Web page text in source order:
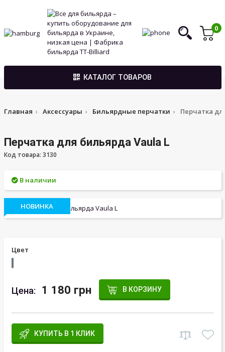
0
КАТАЛОГ ТОВАРОВ
Главная Аксессуары Бильярдные перчатки Перчатка
Перчатка для бильярда Vaula L
Код товара: 3130
В наличии
НОВИНКА
Цвет
Цена: 1 180 грн В КОРЗИНУ
КУПИТЬ В 1 КЛИК